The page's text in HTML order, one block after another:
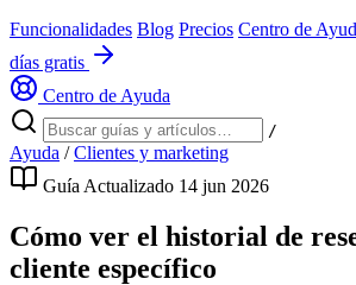
Funcionalidades Blog Precios Centro de
días gratis
Centro de Ayuda
/
Ayuda / Clientes y marketing
Guía Actualizado 14 jun 2026
Cómo ver el historial de
cliente específico